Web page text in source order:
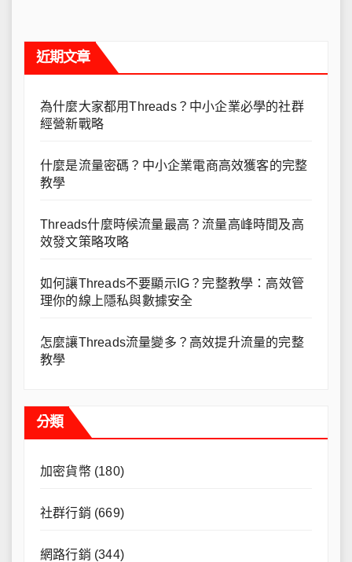
近期文章
為什麼大家都用Threads？中小企業必學的社群
經營新戰略
什麼是流量密碼？中小企業電商高效獲客的完整
教學
Threads什麼時候流量最高？流量高峰時間及高
效發文策略攻略
如何讓Threads不要顯示IG？完整教學：高效管
理你的線上隱私與數據安全
怎麼讓Threads流量變多？高效提升流量的完整
教學
分類
加密貨幣(180)
社群行銷 (669)
網路行銷 (344)